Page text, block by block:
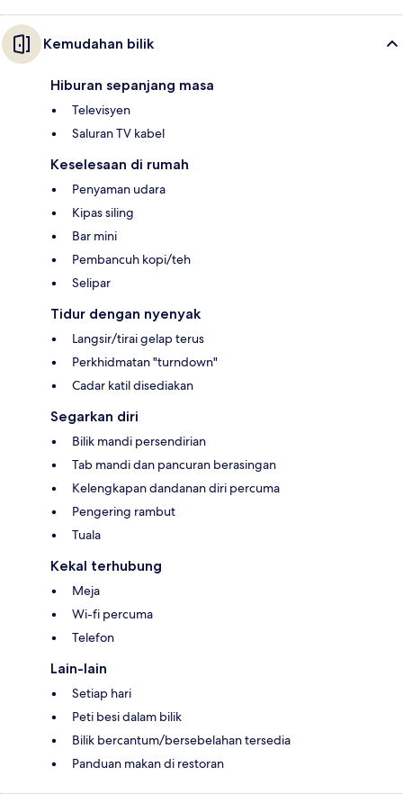
Kemudahan bilik
Hiburan sepanjang masa
Televisyen
Saluran TV kabel
Keselesaan di rumah
Penyaman udara
Kipas siling
Bar mini
Pembancuh kopi/teh
Selipar
Tidur dengan nyenyak
Langsir/tirai gelap terus
Perkhidmatan "turndown"
Cadar katil disediakan
Segarkan diri
Bilik mandi persendirian
Tab mandi dan pancuran berasingan
Kelengkapan dandanan diri percuma
Pengering rambut
Tuala
Kekal terhubung
Meja
Wi-fi percuma
Telefon
Lain-lain
Setiap hari
Peti besi dalam bilik
Bilik bercantum/bersebelahan tersedia
Panduan makan di restoran